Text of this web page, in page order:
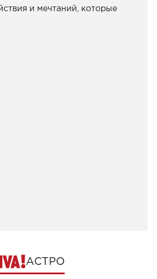
и мечтаний, которые
АСТРО